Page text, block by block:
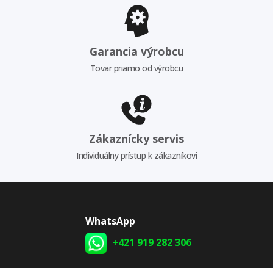
Garancia výrobcu
Tovar priamo od výrobcu
Zákaznícky servis
Individuálny prístup k zákazníkovi
WhatsApp
+421 919 282 306